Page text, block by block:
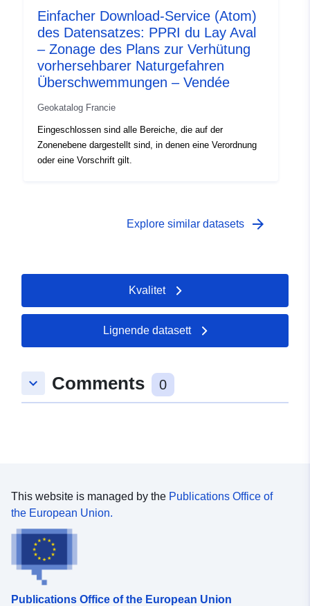
Einfacher Download-Service (Atom)
des Datensatzes: PPRI du Lay Aval
– Zonage des Plans zur Verhütung
vorhersehbarer Naturgefahren
Überschwemmungen – Vendée
Geokatalog Francie
Eingeschlossen sind alle Bereiche, die auf der
Zonenebene dargestellt sind, in denen eine Verordnung
oder eine Vorschrift gilt.
Explore similar datasets arrow_forward
Kvalitet
Lignende datasett
keyboard_arrow_down Comments 0
This website is managed by the Publications Office of
the European Union.
Publications Office of the European Union